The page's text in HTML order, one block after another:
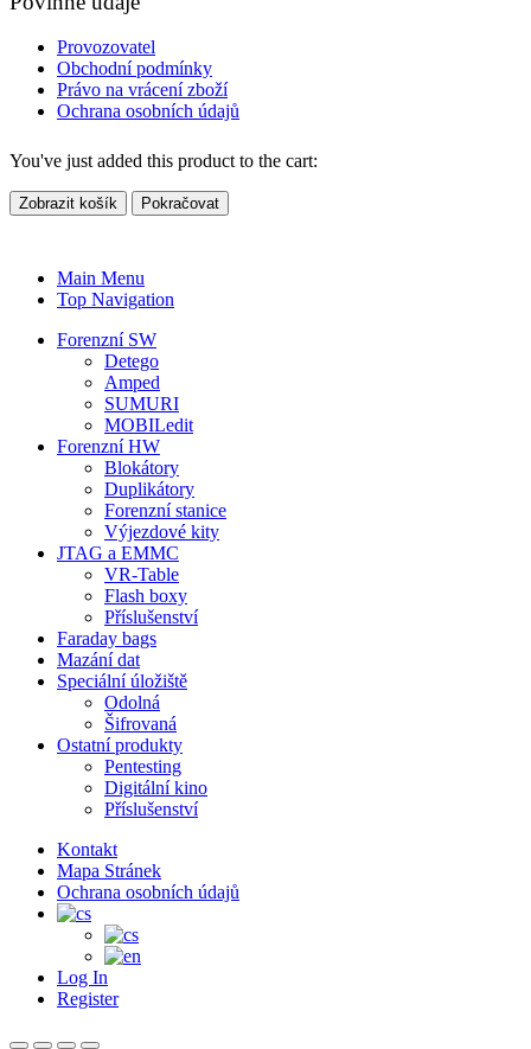
Provozovatel
Obchodní podmínky
Právo na vrácení zboží
Ochrana osobních údajů
You've just added this product to the cart:
Zobrazit košík Pokračovat
Main Menu
Top Navigation
Forenzní SW
Detego
Amped
SUMURI
MOBILedit
Forenzní HW
Blokátory
Duplikátory
Forenzní stanice
Výjezdové kity
JTAG a EMMC
VR-Table
Flash boxy
Příslušenství
Faraday bags
Mazání dat
Speciální úložiště
Odolná
Šifrovaná
Ostatní produkty
Pentesting
Digitální kino
Příslušenství
Kontakt
Mapa Stránek
Ochrana osobních údajů
Log In
Register